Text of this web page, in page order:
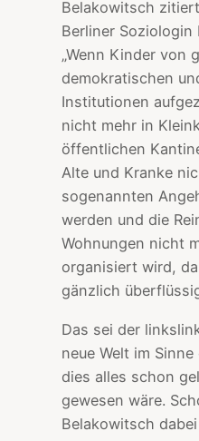
Belakowitsch
Berliner Soziologin
„Wenn Kinder von
demokratischen
Institutionen
nicht mehr in
öffentlichen
Alte und Kranke
sogenannten
werden und die
Wohnungen nicht
organisiert wird,
gänzlich
Das sei der
neue Welt im
dies alles schon
gewesen wäre.
Belakowitsch